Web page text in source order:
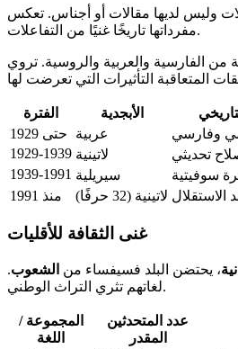
وليس لديها مقالات أو أجناس. تعكس
مفرداتها تاريخًا غنيًا من التفاعلات.
من الفارسية والعربية والروسية. تروي
الفترة الأبجدية
حتى 1929
عربية
وفارسي
1929-1939 لاتينية
تحديثي
1939-1991 سيريلية
سوفيتية
منذ 1991
لاتينية (32 حرفًا) الاستقلال
غنى الثقافة للأقليات
، يحتضن البلد فسيفساء من الشعوب.
لغاتهم تثري التراث الوطني.
المجموعة /
اللغة
عدد المتحدثين
المقدر